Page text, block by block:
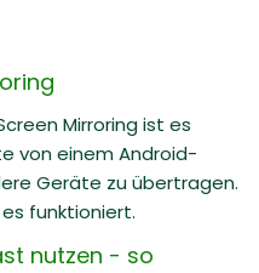
Mirroring ist es
von einem Android-
Geräte zu übertragen.
funktioniert.
nutzen - so